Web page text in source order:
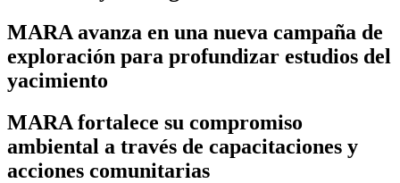
MARA avanza en una nueva campaña de
exploración para profundizar estudios del
yacimiento
MARA fortalece su compromiso
ambiental a través de capacitaciones y
acciones comunitarias